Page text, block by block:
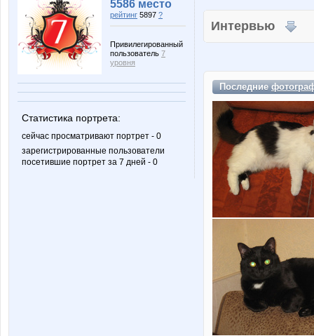
5586 место
рейтинг 5897 ?
Привилегированный
пользователь 7
уровня
Статистика портрета:
сейчас просматривают портрет - 0
зарегистрированные пользователи
посетившие портрет за 7 дней - 0
Интервью
Последние